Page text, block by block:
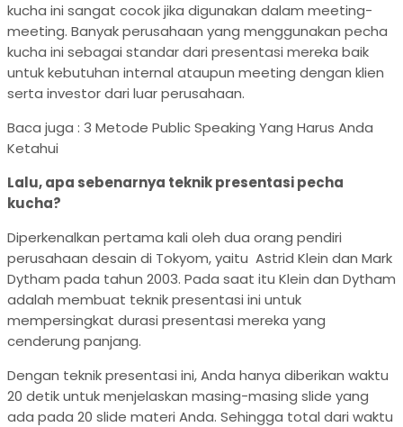
kucha ini sangat cocok jika digunakan dalam meeting-
meeting. Banyak perusahaan yang menggunakan pecha
kucha ini sebagai standar dari presentasi mereka baik
untuk kebutuhan internal ataupun meeting dengan klien
serta investor dari luar perusahaan.
Baca juga : 3 Metode Public Speaking Yang Harus Anda
Ketahui
Lalu, apa sebenarnya teknik presentasi pecha
kucha?
Diperkenalkan pertama kali oleh dua orang pendiri
perusahaan desain di Tokyom, yaitu Astrid Klein dan Mark
Dytham pada tahun 2003. Pada saat itu Klein dan Dytham
adalah membuat teknik presentasi ini untuk
mempersingkat durasi presentasi mereka yang
cenderung panjang.
Dengan teknik presentasi ini, Anda hanya diberikan waktu
20 detik untuk menjelaskan masing-masing slide yang
ada pada 20 slide materi Anda. Sehingga total dari waktu